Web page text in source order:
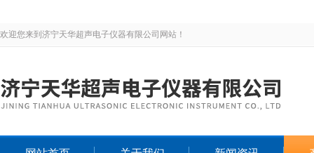
欢迎您来到济宁天华超声电子仪器有限公司网站！